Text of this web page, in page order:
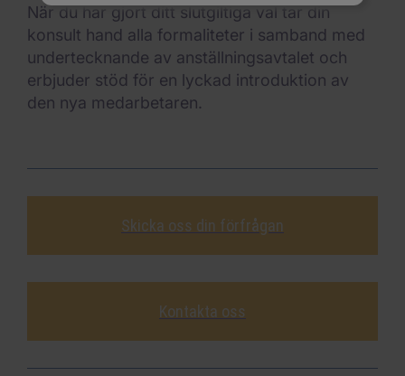
När du har gjort ditt slutgiltiga val tar din
konsult hand alla formaliteter i samband med
undertecknande av anställningsavtalet och
erbjuder stöd för en lyckad introduktion av
den nya medarbetaren.
Skicka oss din förfrågan
Kontakta oss